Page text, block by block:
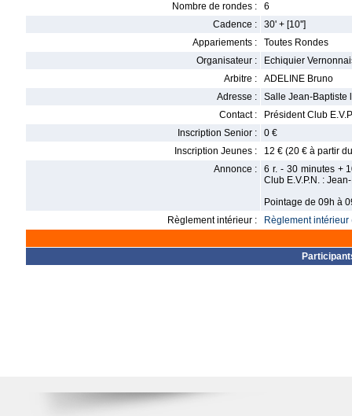
Nombre de rondes :
6
Cadence :
30' + [10'']
Appariements :
Toutes Rondes
Organisateur :
Echiquier
Arbitre :
ADELINE Bruno
Adresse :
Salle Jean-Baptiste
Contact :
Président Club
Inscription Senior :
0 €
Inscription Jeunes :
12 € (20 € à partir
Annonce :
6 r. - 30 minutes +
Club E.V.P.N. :
Pointage de 09h à
Règlement intérieur :
Règlement intérieur